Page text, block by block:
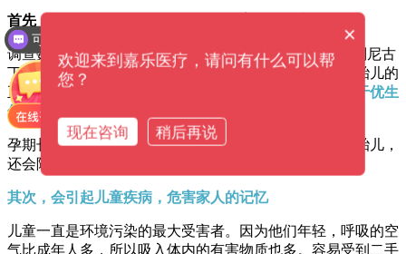
首先，会对孕妇和胎儿的正常生长发育造成不良影响
调查数据显示，约90%吸二手烟的孕妇在羊水中能检测到尼古
丁等物质，这说明被动吸烟会直接污染宫内环境，影响胎儿的
正常分化发育，往往表
生长迟缓、发育障碍，不利于优生
优育。
孕期长期吸二手烟，尼古丁、一氧化碳等有毒气体骚扰胎儿，
还会降低准妈妈血氧浓度，胎儿缺氧，造成流产和早产。
其次，会引起儿童疾病，危害家人的记忆
儿童一直是环境污染的最大受害者。因为他们年轻，呼吸的空
气比成年人多，所以吸入体内的有害物质也多。容易受到二手
×
欢迎来到嘉乐医疗，请问有什么可以帮
您？
现在咨询 稍后再说